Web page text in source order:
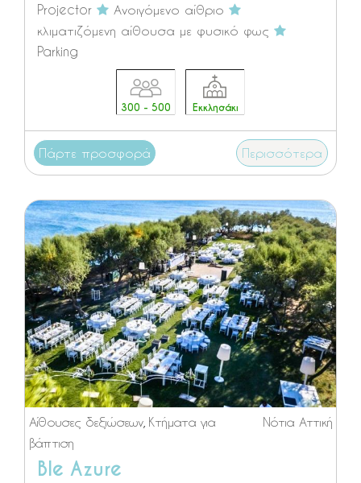
Projector
Ανοιγόμενο αίθριο
κλιματιζόμενη αίθουσα με φυσικό φως
Parking
300 - 500 Εκκλησάκι
Πάρτε προσφορά Περισσότερα
Νότια Αττική
Αίθουσες δεξιώσεων, Κτήματα για
βάπτιση
Ble Azure